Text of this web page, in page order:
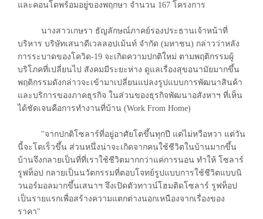
และคอนโดพร้อมอยู่ของพฤกษา จำนวน 167 โครงการ
นางสาวเกษรา ธัญลักษณ์ภาคย์รองประธานเจ้าหน้าที่
บริหาร บริษัทเสนาดีเวลลอปเม้นท์ จำกัด (มหาชน) กล่าวว่าหลัง
การระบาดของโควิด-19 จะเกิดความปกติใหม่ ตามพฤติกรรมผู้
บริโภคที่เปลี่ยนไป สังคมมีระยะห่าง ดูแลเรื่องสุขอนามัยมากขึ้น
พฤติกรรมดังกล่าวจะเข้ามาเปลี่ยนแปลงรูปแบบการพัฒนาสินค้า
และบริการของภาคธุรกิจ ในส่วนของธุรกิจพัฒนาอสังหาฯ ที่เห็น
ได้ชัดเจนคือการทำงานที่บ้าน (Work From Home)
"จากปกติโซลาร์ที่อยู่อาศัยโตขึ้นทุกปี แต่ไม่หวือหวา แต่วัน
นี้จะโตเร็วขึ้น ส่วนหนึ่งน่าจะเกิดจากคนใช้ชีวิตในบ้านมากขึ้น
บ้านจึงกลายเป็นที่ที่เราใช้ชีวิตมากกว่าแค่การนอน ทำให้ โซลาร์
รูฟท็อป กลายเป็นนวัตกรรมที่ตอบโจทย์รูปแบบการใช้ชีวิตแบบนิ
วนอร์มอลมากขึ้นเสนาฯ จึงเปิดตัวทาวน์โฮมติดโซลาร์ รูฟท็อป
เป็นรายแรกเพื่อสร้างความแตกต่างนอกเหนืองจากเรื่องของ
ราคา"